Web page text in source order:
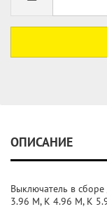
ОПИСАНИЕ
Выключатель в
3.96 M, K 4.96 M, K